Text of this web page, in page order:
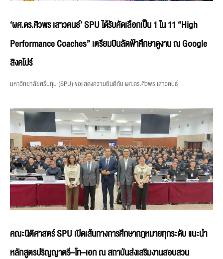
‘ผศ.ดร.ศิวพร เสาวคนธ์’ SPU ได้รับคัดเลือกเป็น 1 ใน 11 “High
Performance Coaches” เตรียมบินลัดฟ้าศึกษาดูงาน ณ Google
สิงคโปร์
มหาวิทยาลัยศรีปทุม (SPU) ขอแสดงความยินดีกับ ผศ.ดร.ศิวพร เสาวคนธ์
คณะนิติศาสตร์ SPU เปิดเส้นทางการศึกษากฎหมายทุกระดับ แนะนำ
หลักสูตรปริญญาตรี–โท–เอก ณ สถาบันส่งเสริมงานสอบสวน